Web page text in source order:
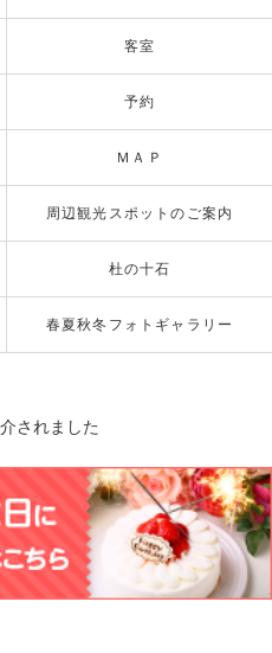
客室
予約
ＭＡＰ
周辺観光スポットのご案内
杜の十石
春夏秋冬フォトギャラリー